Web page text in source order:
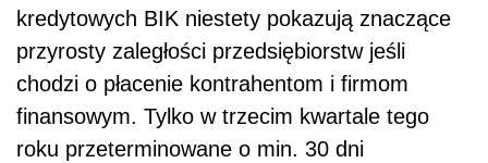
kredytowych BIK niestety pokazują znaczące
przyrosty zaległości przedsiębiorstw jeśli
chodzi o płacenie kontrahentom i firmom
finansowym. Tylko w trzecim kwartale tego
roku przeterminowane o min. 30 dni